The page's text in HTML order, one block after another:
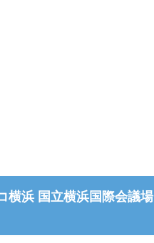
横浜 国立横浜国際会議